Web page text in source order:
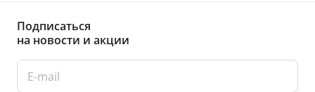
Подписаться
на новости и акции